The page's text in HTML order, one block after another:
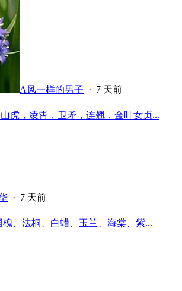
A风一样的男子 · 7 天前
虎，凌霄，卫矛，连翘，金叶女贞...
· 7 天前
、法桐、白蜡、玉兰、海棠、紫...